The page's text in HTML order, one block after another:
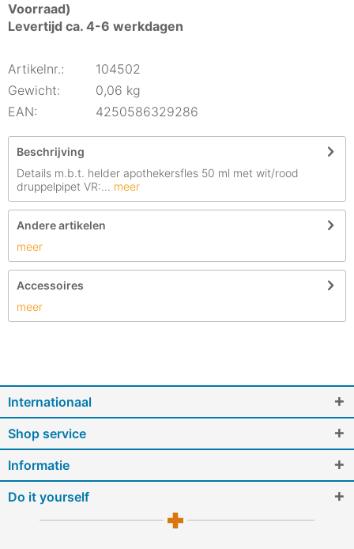
Voorraad)
Levertijd ca. 4-6 werkdagen
Artikelnr.:
104502
Gewicht:
0,06 kg
EAN:
4250586329286
Beschrijving
Details m.b.t. helder apothekersfles 50 ml met wit/rood
druppelpipet VR:... meer
Andere artikelen
meer
Accessoires
meer
Internationaal
Shop service
Informatie
Do it yourself